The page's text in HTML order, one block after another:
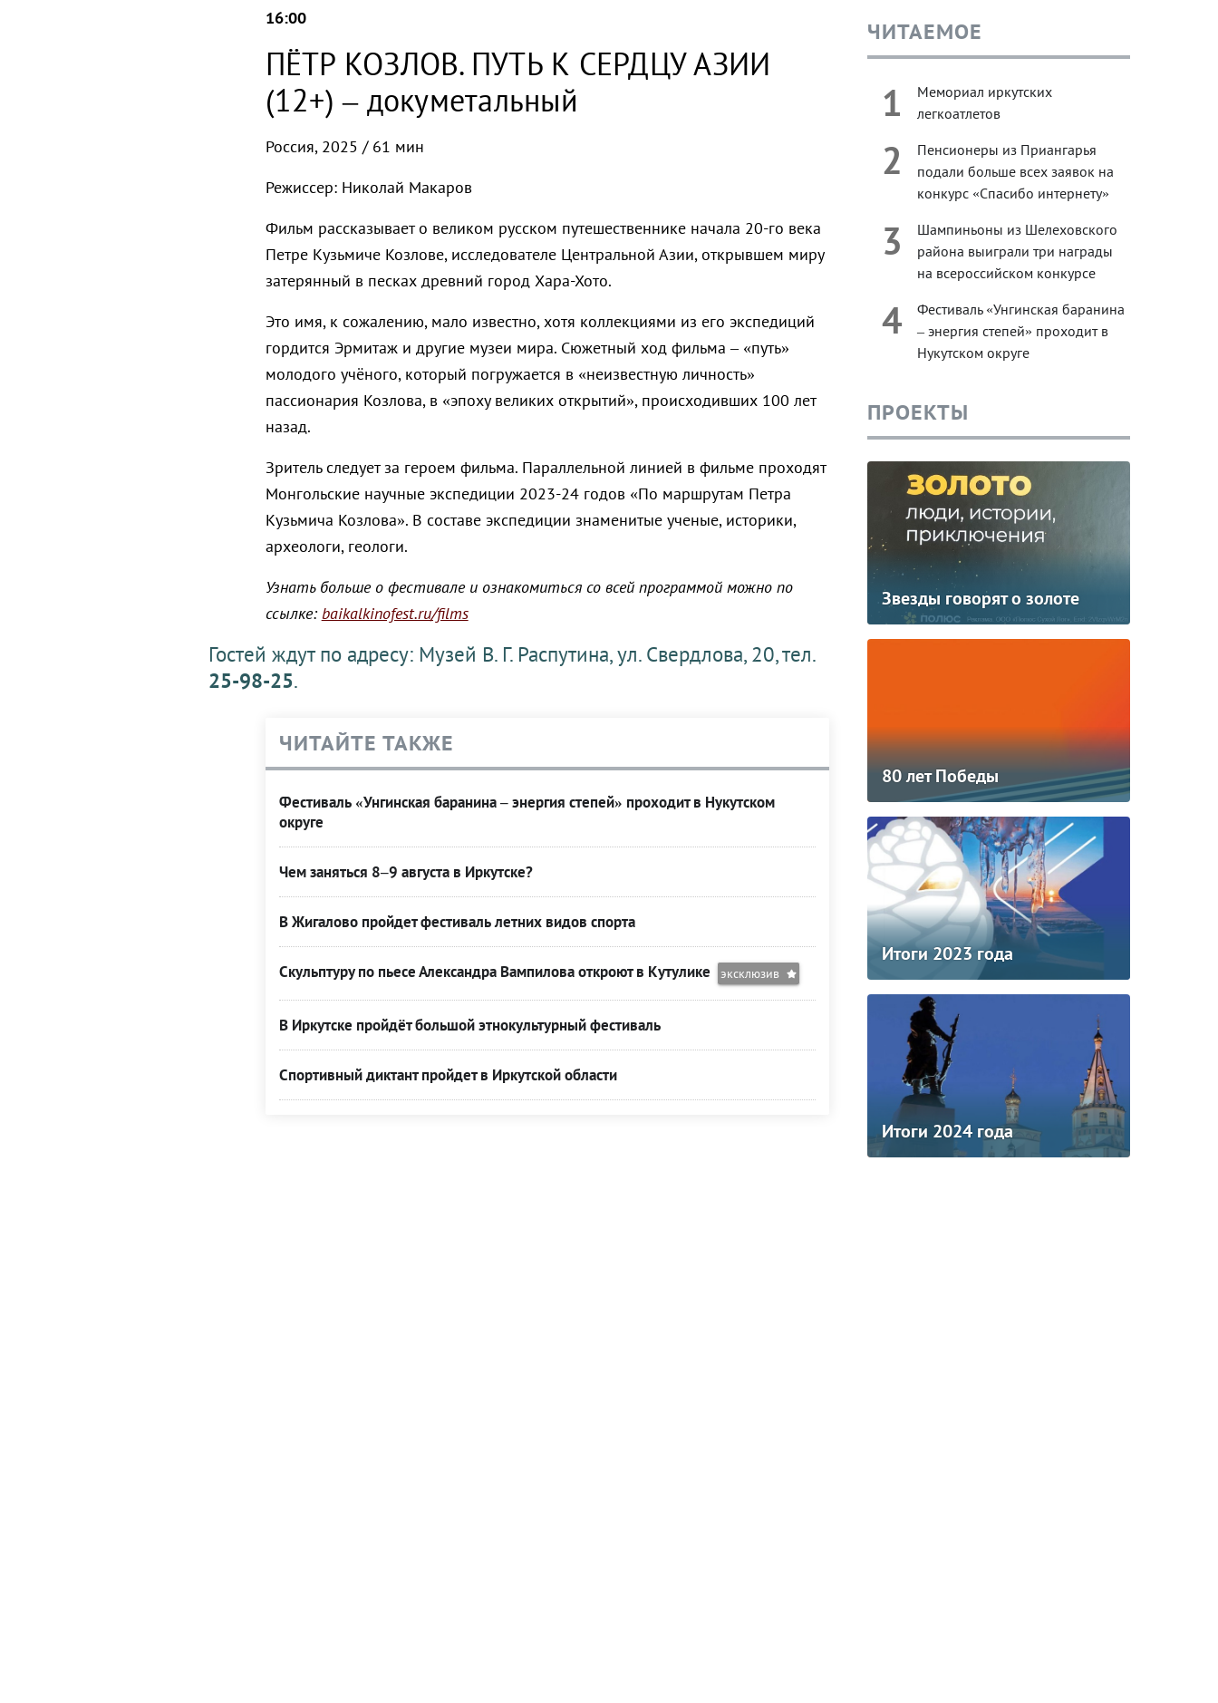
16:00
ПЁТР КОЗЛОВ. ПУТЬ К СЕРДЦУ АЗИИ
(12+) – докуметальный
Россия, 2025 / 61 мин
Режиссер: Николай Макаров
Фильм рассказывает о великом русском путешественнике начала 20-го века
Петре Кузьмиче Козлове, исследователе Центральной Азии, открывшем миру
затерянный в песках древний город Хара-Хото.
Это имя, к сожалению, мало известно, хотя коллекциями из его экспедиций
гордится Эрмитаж и другие музеи мира. Сюжетный ход фильма – «путь»
молодого учёного, который погружается в «неизвестную личность»
пассионария Козлова, в «эпоху великих открытий», происходивших 100 лет
назад.
Зритель следует за героем фильма. Параллельной линией в фильме проходят
Монгольские научные экспедиции 2023-24 годов «По маршрутам Петра
Кузьмича Козлова». В составе экспедиции знаменитые ученые, историки,
археологи, геологи.
Узнать больше о фестивале и ознакомиться со всей программой можно по
ссылке: baikalkinofest.ru/films
Гостей ждут по адресу: Музей В. Г. Распутина, ул. Свердлова, 20, тел.
25-98-25.
ЧИТАЙТЕ ТАКЖЕ
Фестиваль «Унгинская баранина – энергия степей» проходит в Нукутском
округе
Чем заняться 8–9 августа в Иркутске?
В Жигалово пройдет фестиваль летних видов спорта
Скульптуру по пьесе Александра Вампилова откроют в Кутулике эксклюзив
В Иркутске пройдёт большой этнокультурный фестиваль
Спортивный диктант пройдет в Иркутской области
ЧИТАЕМОЕ
1
Мемориал иркутских
легкоатлетов
2
Пенсионеры из Приангарья
подали больше всех заявок на
конкурс «Спасибо интернету»
3
Шампиньоны из Шелеховского
района выиграли три награды
на всероссийском конкурсе
4
Фестиваль «Унгинская баранина
– энергия степей» проходит в
Нукутском округе
ПРОЕКТЫ
Звезды говорят о золоте
80 лет Победы
Итоги 2023 года
Итоги 2024 года